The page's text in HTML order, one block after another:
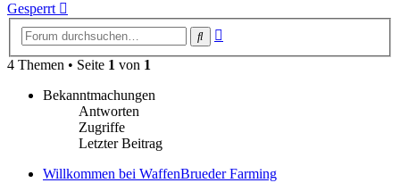
Gesperrt
Suche
4 Themen • Seite 1 von 1
Bekanntmachungen
Antworten
Zugriffe
Letzter Beitrag
Willkommen bei WaffenBrueder Farming